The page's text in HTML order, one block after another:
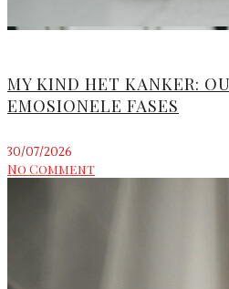
MY KIND HET KANKER:
EMOSIONELE FASES
30/07/2026
No Comment